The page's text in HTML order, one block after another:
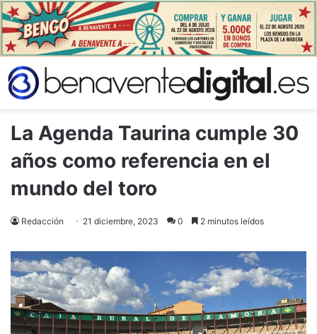
La Agenda Taurina cumple 30
años como referencia en el
mundo del toro
Redacción 21 diciembre, 2023 0 2 minutos leídos